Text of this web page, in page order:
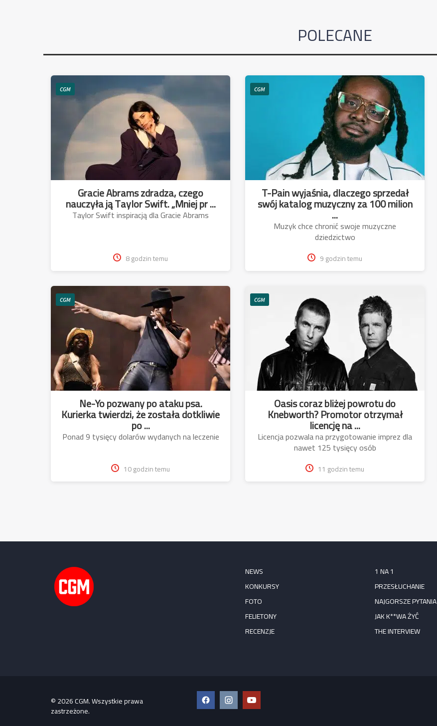
POLECANE
CGM
Gracie Abrams zdradza, czego
nauczyła ją Taylor Swift. „Mniej pr ...
Taylor Swift inspiracją dla Gracie Abrams
8 godzin temu
CGM
T-Pain wyjaśnia, dlaczego sprzedał
swój katalog muzyczny za 100 milion
...
Muzyk chce chronić swoje muzyczne
dziedzictwo
9 godzin temu
CGM
Ne-Yo pozwany po ataku psa.
Kurierka twierdzi, że została dotkliwie
po ...
Ponad 9 tysięcy dolarów wydanych na leczenie
10 godzin temu
CGM
Oasis coraz bliżej powrotu do
Knebworth? Promotor otrzymał
licencję na ...
Licencja pozwala na przygotowanie imprez dla
nawet 125 tysięcy osób
11 godzin temu
NEWS
KONKURSY
FOTO
FELIETONY
RECENZJE
1 NA 1
PRZESŁUCHANIE
NAJGORSZE PYTANIA
JAK K**WA ŻYĆ
THE INTERVIEW
© 2026 CGM. Wszystkie prawa
zastrzeżone.
FacebookInstagramYouTube